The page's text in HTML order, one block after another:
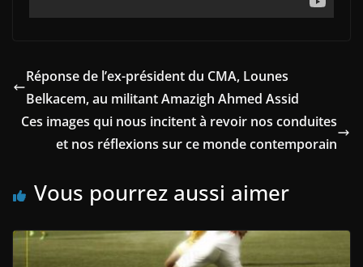
Réponse de l’ex-président du CMA, Lounes
Belkacem, au militant Amazigh Ahmed Assid
Ces images qui nous incitent à revoir nos conduites
et nos réflexions sur ce monde contemporain
Vous pourrez aussi aimer